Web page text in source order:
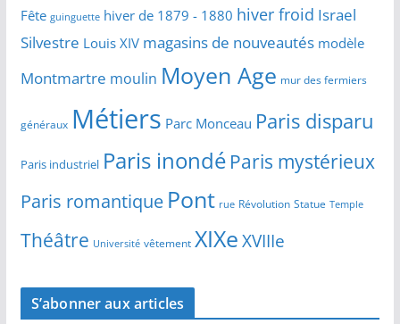
Fête guinguette hiver de 1879 - 1880 hiver froid Israel
Silvestre Louis XIV magasins de nouveautés modèle
Montmartre moulin Moyen Age mur des fermiers
généraux Métiers Parc Monceau Paris disparu
Paris industriel Paris inondé Paris mystérieux
Paris romantique Pont rue Révolution Statue Temple
Théâtre Université vêtement XIXeXVIIIe
S’abonner aux articles